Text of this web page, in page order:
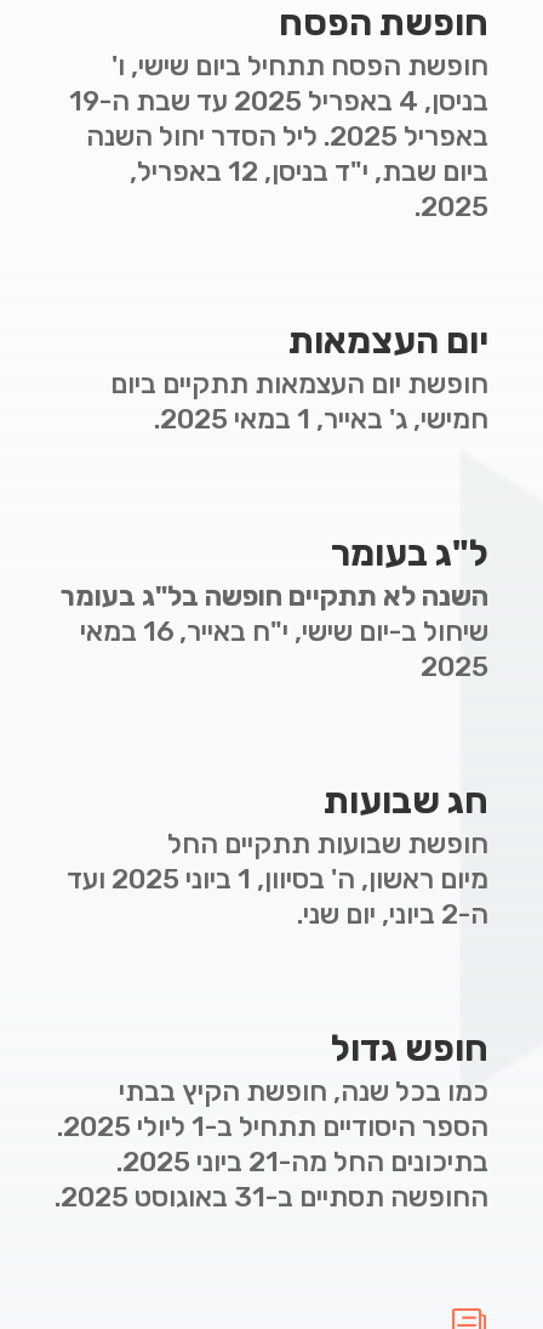
חופשת הפסח
חופשת הפסח תתחיל ביום שישי, ו'
בניסן, 4 באפריל 2025 עד שבת ה-19
באפריל 2025. ליל הסדר יחול השנה
ביום שבת, י"ד בניסן, 12 באפריל,
2025.
יום העצמאות
חופשת יום העצמאות תתקיים ביום
חמישי, ג' באייר, 1 במאי 2025.
ל"ג בעומר
השנה לא תתקיים חופשה בל"ג בעומר
שיחול ב-
יום שישי, י"ח באייר, 16 במאי
2025
חג שבועות
חופשת שבועות תתקיים החל
מיום
ראשון, ה' בסיוון, 1 ביוני 2025 ועד
ה-2 ביוני, יום שני.
חופש גדול
כמו בכל שנה, חופשת הקיץ בבתי
הספר היסודיים תתחיל ב-1 ליולי 2025.
בתיכונים החל מה-21 ביוני 2025.
החופשה תסתיים ב-31 באוגוסט 2025.